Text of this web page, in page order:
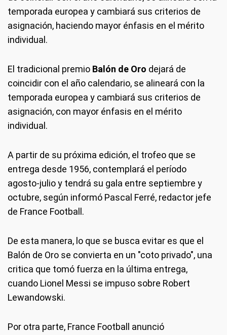
temporada europea y cambiará sus criterios de
asignación, haciendo mayor énfasis en el mérito
individual.
El tradicional premio Balón de Oro dejará de
coincidir con el año calendario, se alineará con la
temporada europea y cambiará sus criterios de
asignación, con mayor énfasis en el mérito
individual.
A partir de su próxima edición, el trofeo que se
entrega desde 1956, contemplará el período
agosto-julio y tendrá su gala entre septiembre y
octubre, según informó Pascal Ferré, redactor jefe
de France Football.
De esta manera, lo que se busca evitar es que el
Balón de Oro se convierta en un "coto privado", una
critica que tomó fuerza en la última entrega,
cuando Lionel Messi se impuso sobre Robert
Lewandowski.
Por otra parte, France Football anunció